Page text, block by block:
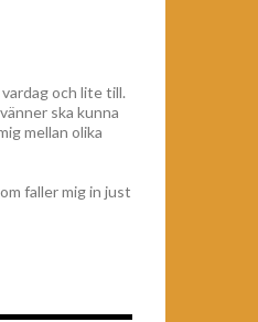
och lite till.
ska kunna
mellan olika
faller mig in just